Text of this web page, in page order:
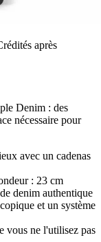
après
Denim : des
nécessaire pour
avec un cadenas
: 23 cm
denim authentique
et un système
vous ne l'utilisez pas